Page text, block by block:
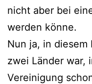
nicht aber bei
werden könne.
Nun ja, in diesem
zwei Länder war,
Vereinigung